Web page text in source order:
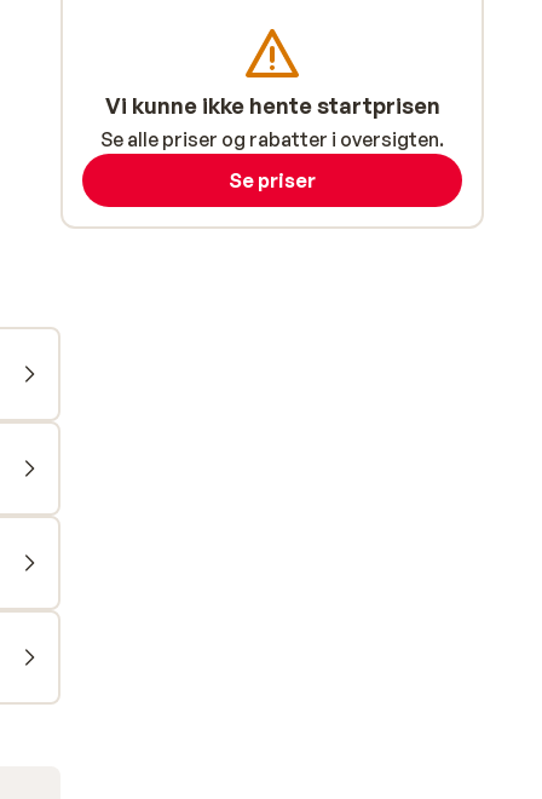
Vi kunne ikke hente startprisen
Se alle priser og rabatter i oversigten.
Se priser